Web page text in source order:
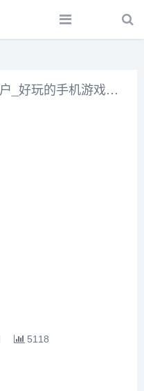
爱趣游戏 - 变态游戏下载门户_好玩的手机游戏排行榜
5118